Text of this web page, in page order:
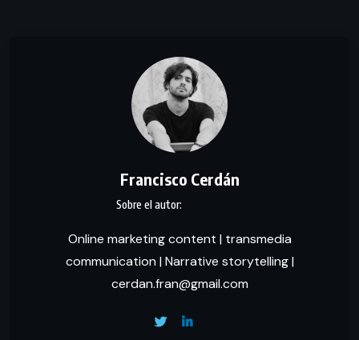
Francisco Cerdán
Online marketing content | transmedia
communication | Narrative storytelling |
cerdan.fran@gmail.com